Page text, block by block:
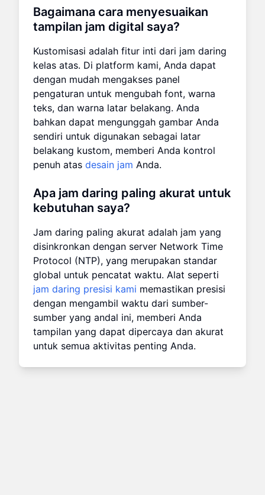
Bagaimana cara menyesuaikan
tampilan jam digital saya?
Kustomisasi adalah fitur inti dari jam daring
kelas atas. Di platform kami, Anda dapat
dengan mudah mengakses panel
pengaturan untuk mengubah font, warna
teks, dan warna latar belakang. Anda
bahkan dapat mengunggah gambar Anda
sendiri untuk digunakan sebagai latar
belakang kustom, memberi Anda kontrol
penuh atas desain jam Anda.
Apa jam daring paling akurat untuk
kebutuhan saya?
Jam daring paling akurat adalah jam yang
disinkronkan dengan server Network Time
Protocol (NTP), yang merupakan standar
global untuk pencatat waktu. Alat seperti
jam daring presisi kami memastikan presisi
dengan mengambil waktu dari sumber-
sumber yang andal ini, memberi Anda
tampilan yang dapat dipercaya dan akurat
untuk semua aktivitas penting Anda.